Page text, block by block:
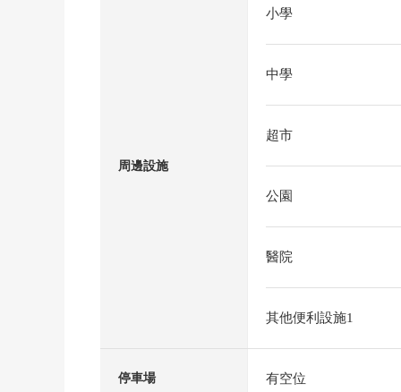
周邊設施
小學
中學
超市
公園
醫院
其他便利設施1
停車場 有空位